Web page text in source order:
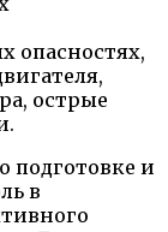
опасностях,
острые
подготовке и
в